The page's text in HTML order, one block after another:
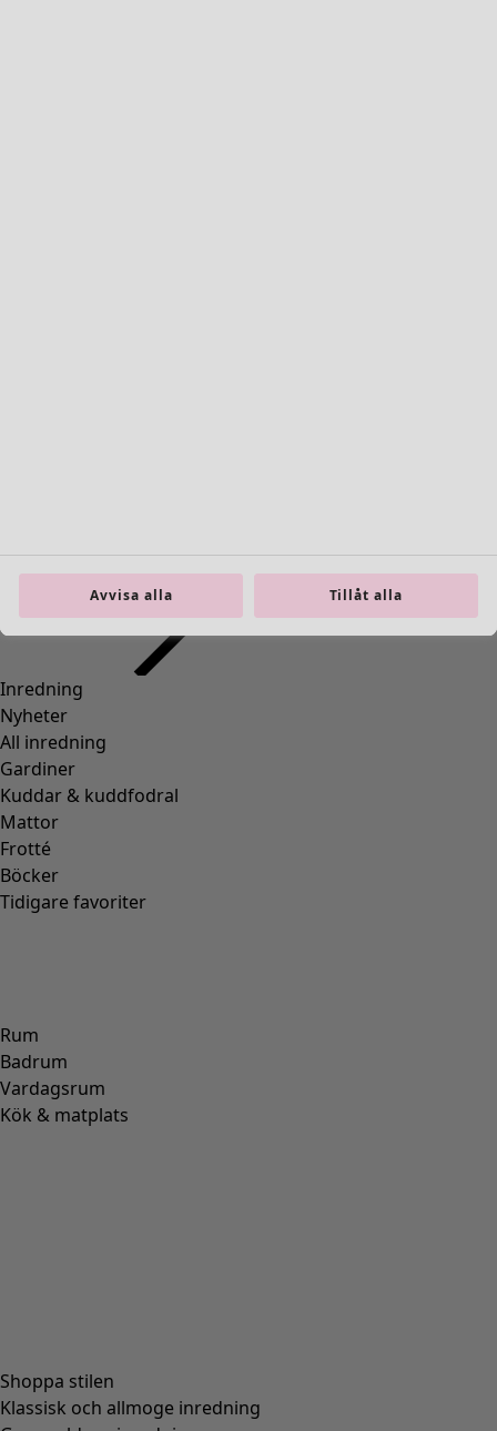
Inredning
Nyheter
All inredning
Gardiner
Kuddar & kuddfodral
Mattor
Frotté
Böcker
Tidigare favoriter
Rum
Badrum
Vardagsrum
Kök & matplats
Shoppa stilen
Klassisk och allmoge inredning
Avvisa alla Tillåt alla